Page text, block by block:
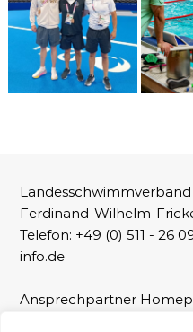
Landesschwimmverband
Ferdinand-Wilhelm-
Telefon: +49 (0) 511 - 26
info.de
Ansprechpartner